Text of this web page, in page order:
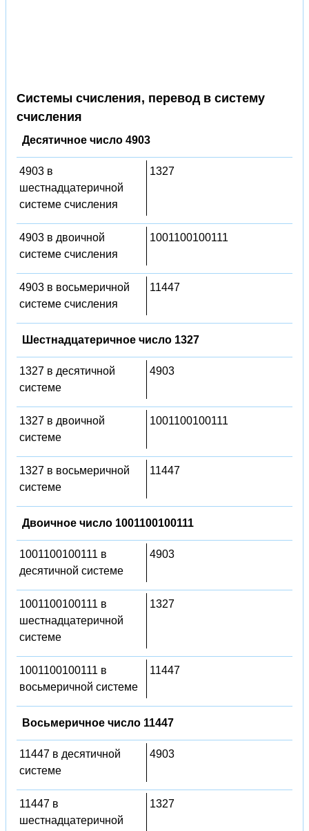
Системы счисления, перевод в систему
счисления
Десятичное число 4903
4903 в
шестнадцатеричной
системе счисления
1327
4903 в двоичной
системе счисления
1001100100111
4903 в восьмеричной
системе счисления
11447
Шестнадцатеричное число 1327
1327 в десятичной
системе
4903
1327 в двоичной
системе
1001100100111
1327 в восьмеричной
системе
11447
Двоичное число 1001100100111
1001100100111 в
десятичной системе
4903
1001100100111 в
шестнадцатеричной
системе
1327
1001100100111 в
восьмеричной системе
11447
Восьмеричное число 11447
11447 в десятичной
системе
4903
11447 в
шестнадцатеричной
1327